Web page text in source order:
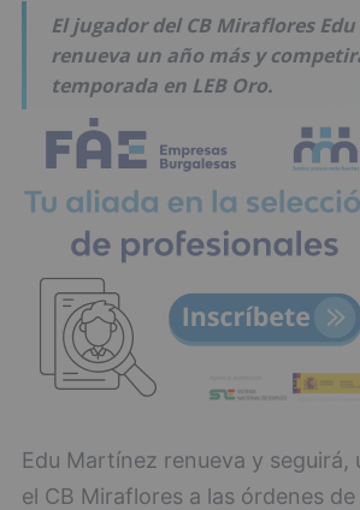
El jugador del CB Miraflores
renueva un año más y
temporada en LEB Oro.
Edu Martínez renueva y seguirá,
el CB Miraflores a las órdenes